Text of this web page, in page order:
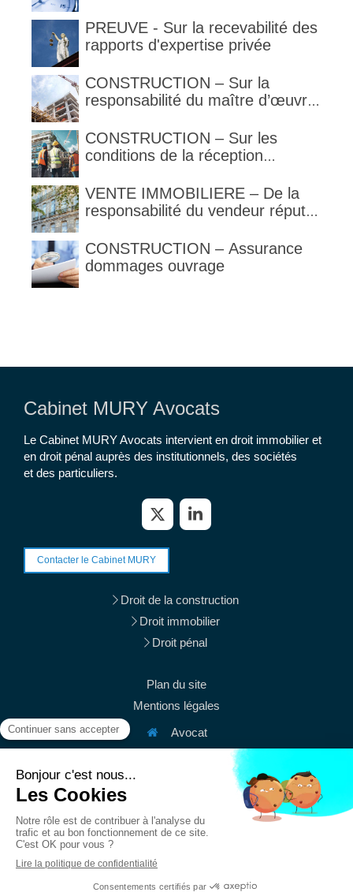
PREUVE - Sur la recevabilité des
rapports d'expertise privée
CONSTRUCTION – Sur la
responsabilité du maître d’œuvre
l’architecte supporte une
obligation de contrôle étendu
CONSTRUCTION – Sur les
conditions de la réception
VENTE IMMOBILIERE – De la
responsabilité du vendeur réputé
1792 et suivants du code civil
CONSTRUCTION – Assurance
dommages ouvrage
Cabinet MURY Avocats
Le Cabinet MURY Avocats intervient en droit immobilier et
en droit pénal auprès des institutionnels, des sociétés
et des particuliers.
Contacter le Cabinet MURY
Droit de la construction
Droit immobilier
Droit pénal
Plan du site
Mentions légales
Avocat
38 rue du Mont Thabor
Afficher le téléphone
contact@mury-avocats.fr
DuLundiauVendredi